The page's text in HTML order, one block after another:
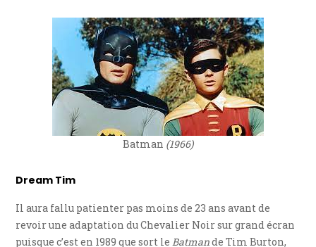
Batman (1966)
Dream Tim
Il aura fallu patienter pas moins de 23 ans avant de
revoir une adaptation du Chevalier Noir sur grand écran
puisque c’est en 1989 que sort leBatmande Tim Burton,